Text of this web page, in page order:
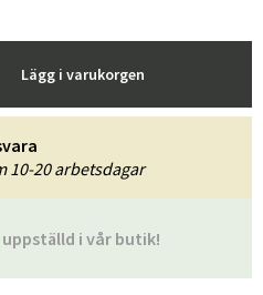
Lägg i varukorgen
i vår butik!
10-20 arbetsdagar